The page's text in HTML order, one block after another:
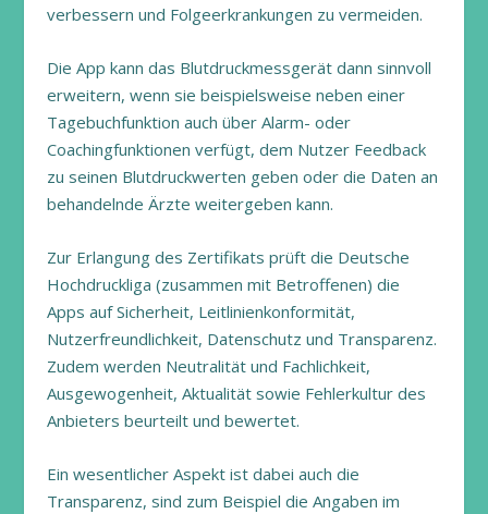
verbessern und Folgeerkrankungen zu vermeiden.
Die App kann das Blutdruckmessgerät dann sinnvoll
erweitern, wenn sie beispielsweise neben einer
Tagebuchfunktion auch über Alarm- oder
Coachingfunktionen verfügt, dem Nutzer Feedback
zu seinen Blutdruckwerten geben oder die Daten an
behandelnde Ärzte weitergeben kann.
Zur Erlangung des Zertifikats prüft die Deutsche
Hochdruckliga (zusammen mit Betroffenen) die
Apps auf Sicherheit, Leitlinienkonformität,
Nutzerfreundlichkeit, Datenschutz und Transparenz.
Zudem werden Neutralität und Fachlichkeit,
Ausgewogenheit, Aktualität sowie Fehlerkultur des
Anbieters beurteilt und bewertet.
Ein wesentlicher Aspekt ist dabei auch die
Transparenz, sind zum Beispiel die Angaben im